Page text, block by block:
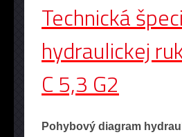
Technická
hydraulickej
C 5,3 G2
Pohybový diagram